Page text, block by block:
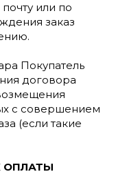
или по
заказ
Покупатель
договора
с совершением
(если такие
ОПЛАТЫ